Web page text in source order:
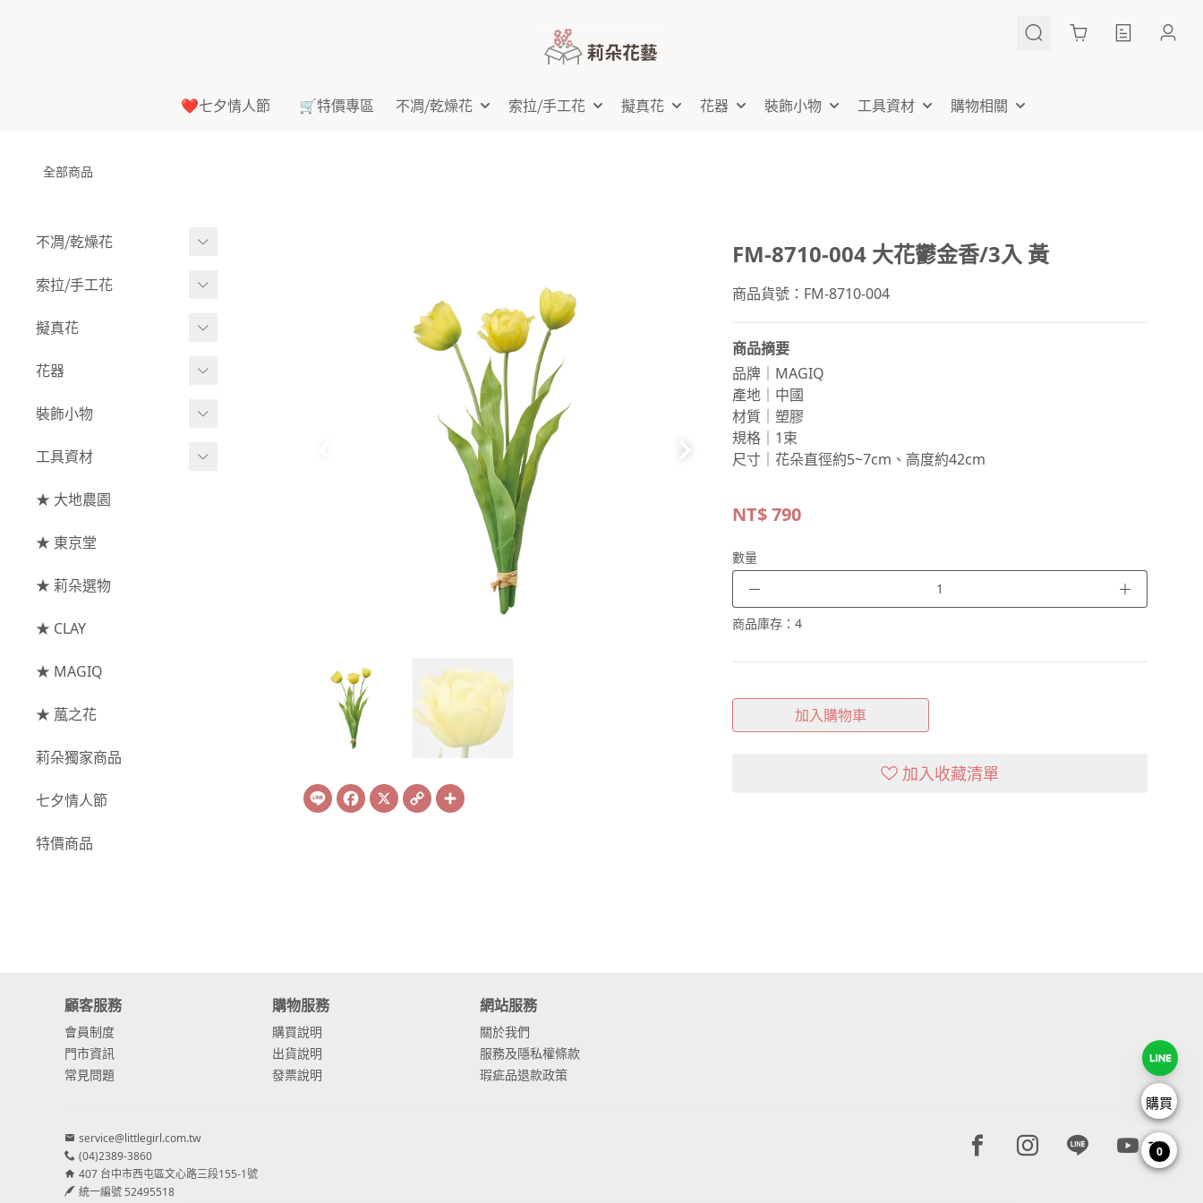
Cart
❤️七夕情人節 🛒特價專區 不凋⧸乾燥花 索拉⧸手工花 擬真花 花器 裝飾小物 工具資材 購物相關
全部商品
不凋⧸乾燥花
多色組合
- 其他
玫瑰
大玫瑰
- 迷你玫瑰
- 庭園玫瑰
- 其他玫瑰
主花
菊花
-
蘭花⧸大理花
康乃馨
- 日本繡球花
- 重瓣繡球花
- 其他繡球花
- 滿天星⧸木滿天星
- 黑種草⧸東方黑種
索拉⧸手工花
索拉花(有花莖)
- 莉朵獨家水染
- 大地農園
索拉花(僅花頭)
原色
擬真花
盆栽⧸成品
綜合花束
葉材⧸藤蔓
枝條
果實
花器
小型花器
中大型花器
捧花架⧸吊架
藤圈⧸注連繩
提籃
裝飾小物
裝飾⧸擺飾
花插
工具資材
工具⧸型錄
資材
★ 大地農園
★ 東京堂
★ 莉朵選物
★ CLAY
★ MAGIQ
★ 葻之花
莉朵獨家商品
七夕情人節
特價商品
Line Facebook
X Copy
Link
FM-8710-004 大花鬱金香/3入 黃
商品貨號：FM-8710-004
商品摘要
品牌｜MAGIQ
產地｜中國
材質｜塑膠
規格｜1束
尺寸｜花朵直徑約5~7cm、高度約42cm
NT$790
數量
－ ＋
商品庫存： 4
加入購物車
加入收藏清單
顧客服務
會員制度
門市資訊
常見問題
購物服務
購買說明
出貨說明
發票說明
網站服務
關於我們
服務及隱私權條款
瑕疵品退款政策
service@littlegirl.com.tw
(04)2389-3860
407 台中市西屯區文心路三段155-1號
統一編號 52495518
Facebook page
Instagram page
Line pageYoutube
購買
0